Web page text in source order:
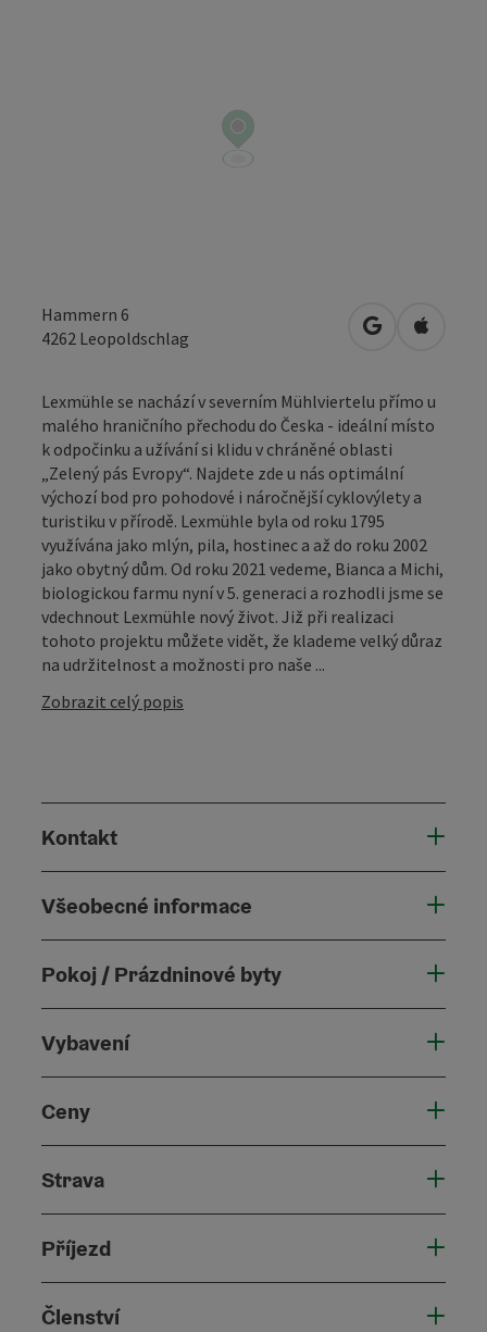
Hammern 6
4262 Leopoldschlag Otevřít vOtevřít
Lexmühle se nachází v severním Mühlviertelu přímo u
malého hraničního přechodu do Česka - ideální místo
k odpočinku a užívání si klidu v chráněné oblasti
„Zelený pás Evropy“. Najdete zde u nás optimální
výchozí bod pro pohodové i náročnější cyklovýlety a
turistiku v přírodě. Lexmühle byla od roku 1795
využívána jako mlýn, pila, hostinec a až do roku 2002
jako obytný dům. Od roku 2021 vedeme, Bianca a Michi,
biologickou farmu nyní v 5. generaci a rozhodli jsme se
vdechnout Lexmühle nový život. Již při realizaci
tohoto projektu můžete vidět, že klademe velký důraz
na udržitelnost a možnosti pro naše ...
Zobrazit celý popis
Kontakt
Všeobecné informace
Pokoj / Prázdninové byty
Vybavení
Ceny
Strava
Příjezd
Členství